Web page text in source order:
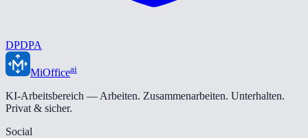
DPDPA
MiOfficeai
KI-Arbeitsbereich — Arbeiten. Zusammenarbeiten. Unterhalten.
Privat & sicher.
Social